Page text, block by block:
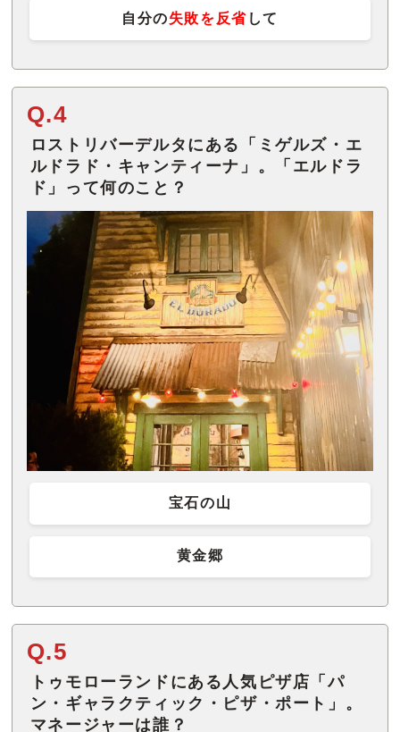
自分の失敗を反省 して
Q.4
ロストリバーデルタにある「ミゲルズ・エ
ルドラド・キャンティーナ」。「エルドラ
ド」って何のこと？
宝石の山
黄金郷
Q.5
トゥモローランドにある人気ピザ店「パ
ン・ギャラクティック・ピザ・ポート」。
マネージャーは誰？